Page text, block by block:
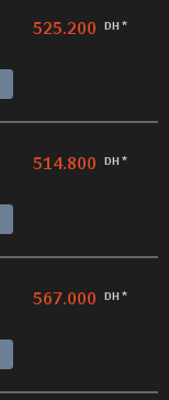
525.200 DH *
514.800 DH *
567.000 DH *